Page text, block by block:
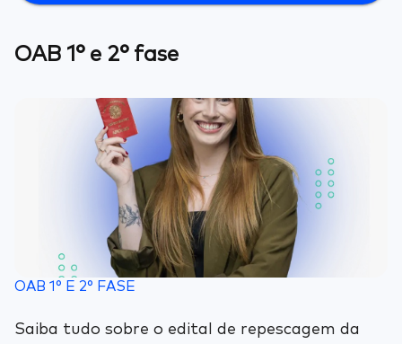
OAB 1° e 2° fase
OAB 1° E 2° FASE
Saiba tudo sobre o edital de repescagem da